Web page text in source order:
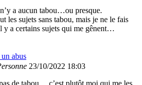
a aucun tabou…ou presque.
les sujets sans tabou, mais je ne le fais
y a certains sujets qui me gênent…
abus
23/10/2022 18:03